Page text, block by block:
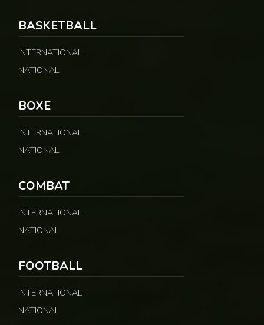
BASKETBALL
INTERNATIONAL
NATIONAL
BOXE
INTERNATIONAL
NATIONAL
COMBAT
INTERNATIONAL
NATIONAL
FOOTBALL
INTERNATIONAL
NATIONAL